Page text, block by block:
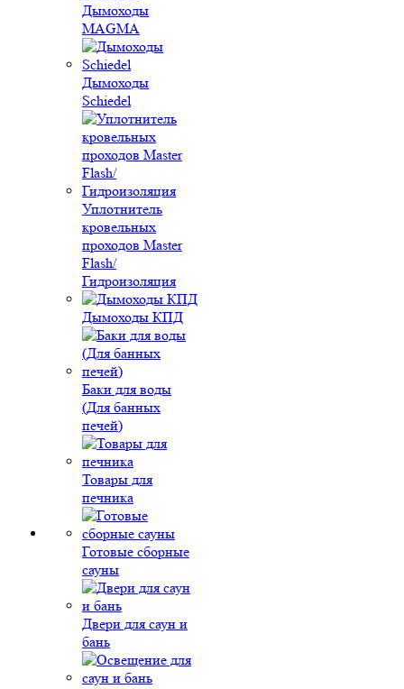
Дымоходы
MAGMA
Дымоходы
Schiedel
Уплотнитель
кровельных
проходов Master
Flash/
Гидроизоляция
Дымоходы КПД
Баки для воды
(Для банных
печей)
Товары для
печника
Готовые сборные
сауны
Двери для саун и
бань